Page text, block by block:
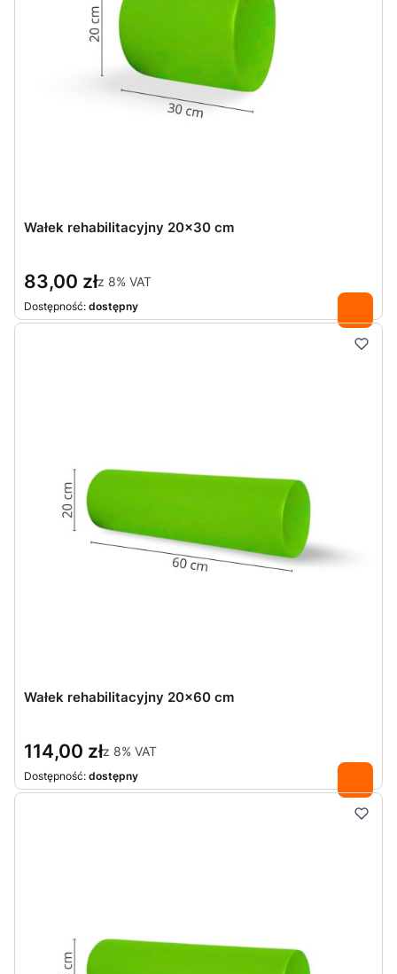
Wałek rehabilitacyjny 20x30 cm
83,00 złz 8% VAT
Dostępność: dostępny
Wałek rehabilitacyjny 20x60 cm
114,00 złz 8% VAT
Dostępność: dostępny